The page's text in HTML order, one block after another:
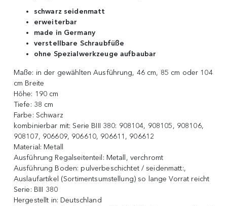
schwarz seidenmatt
erweiterbar
made in Germany
verstellbare Schraubfüße
ohne Spezialwerkzeuge aufbaubar
Maße: in der gewählten Ausführung, 46 cm, 85 cm oder 104
cm Breite
Höhe: 190 cm
Tiefe: 38 cm
Farbe: Schwarz
kombinierbar mit: Serie BIII 380: 908104, 908105, 908106,
908107, 906609, 906610, 906611, 906612
Material: Metall
Ausführung Regalseitenteil: Metall, verchromt
Ausführung Boden: pulverbeschichtet / seidenmatt:,
Auslaufartikel (Sortimentsumstellung) so lange Vorrat reicht
Serie: BIII 380
Hergestellt in: Deutschland